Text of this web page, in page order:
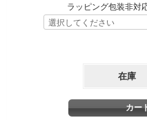
ラッピング包装非対
在庫